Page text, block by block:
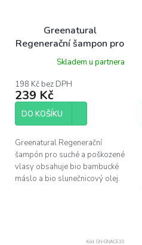
Greenatural
Regenerační šampon pro
suché a poškozené vlasy
bambucké máslo a
slunečnicový olej BIO,
Skladem u partnera
198 Kč bez DPH
239 Kč
DO KOŠÍKU
Greenatural Regenerační
šampón pro suché a poškozené
vlasy obsahuje bio bambucké
máslo a bio slunečnicový olej.
Kód: GN-GNACE10